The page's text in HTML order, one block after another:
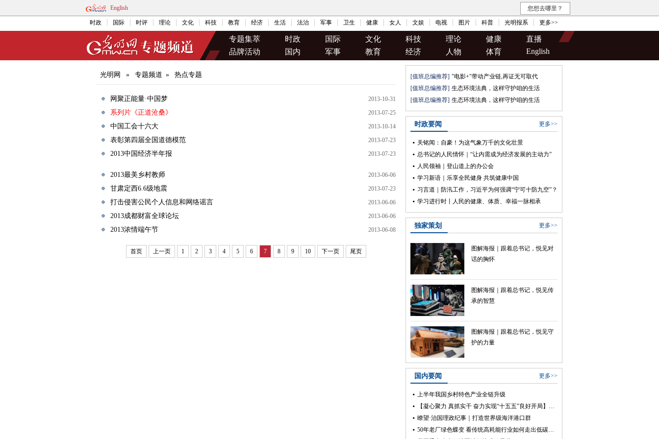
English 您想去哪里？
时政 国际 时评 理论 文化 科技 教育 经济 生活 法治 军事 卫生 健康 女人 文娱 电视 图片 科普 光明报系 更多>>
专题集萃 时政 国际 文化 科技 理论 健康
直播
品牌活动
国内 军事 教育 经济 人物 体育 English
光明网 » 专题频道 » 热点专题
网聚正能量·中国梦 2013-10-31
系列片《正道沧桑》 2013-07-25
中国工会十六大 2013-10-14
表彰第四届全国道德模范 2013-07-23
2013中国经济半年报 2013-07-23
2013最美乡村教师 2013-06-06
甘肃定西6.6级地震 2013-07-23
打击侵害公民个人信息和网络谣言 2013-06-06
2013成都财富全球论坛 2013-06-06
2013浓情端午节 2013-06-08
首页 上一页 1 2 3 4 5 6 7 8 9 10 下一页 尾页